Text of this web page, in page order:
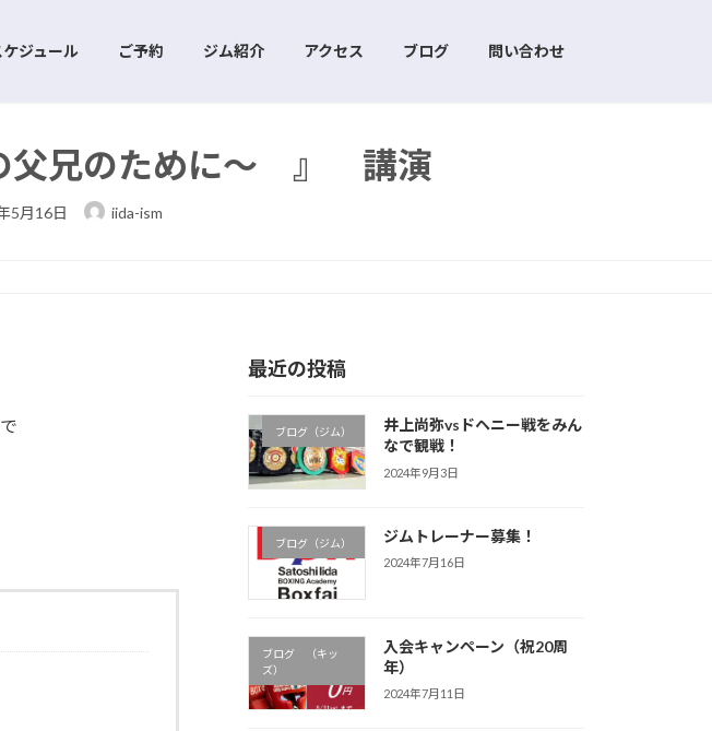
ケジュール ご予約 ジム紹介 アクセス ブログ 問い合わせ
父兄のために～ 』 講演
5月16日 iida-ism
最近の投稿
ブログ（ジム）
井上尚弥vsドヘニー戦をみん
なで観戦！
2024年9月3日
ブログ（ジム） ジムトレーナー募集！
2024年7月16日
ブログ （キッ
ズ）
入会キャンペーン（祝20周
年）
2024年7月11日